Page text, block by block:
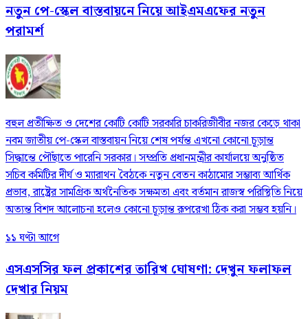
নতুন পে-স্কেল বাস্তবায়নে নিয়ে আইএমএফের নতুন
পরামর্শ
বহুল প্রতীক্ষিত ও দেশের কোটি কোটি সরকারি চাকরিজীবীর নজর কেড়ে থাকা
নবম জাতীয় পে-স্কেল বাস্তবায়ন নিয়ে শেষ পর্যন্ত এখনো কোনো চূড়ান্ত
সিদ্ধান্তে পৌঁছাতে পারেনি সরকার। সম্প্রতি প্রধানমন্ত্রীর কার্যালয়ে অনুষ্ঠিত
সচিব কমিটির দীর্ঘ ও ম্যারাথন বৈঠকে নতুন বেতন কাঠামোর সম্ভাব্য আর্থিক
প্রভাব, রাষ্ট্রের সামগ্রিক অর্থনৈতিক সক্ষমতা এবং বর্তমান রাজস্ব পরিস্থিতি নিয়ে
অত্যন্ত বিশদ আলোচনা হলেও কোনো চূড়ান্ত রূপরেখা ঠিক করা সম্ভব হয়নি।
১১ ঘণ্টা আগে
এসএসসির ফল প্রকাশের তারিখ ঘোষণা: দেখুন ফলাফল
দেখার নিয়ম